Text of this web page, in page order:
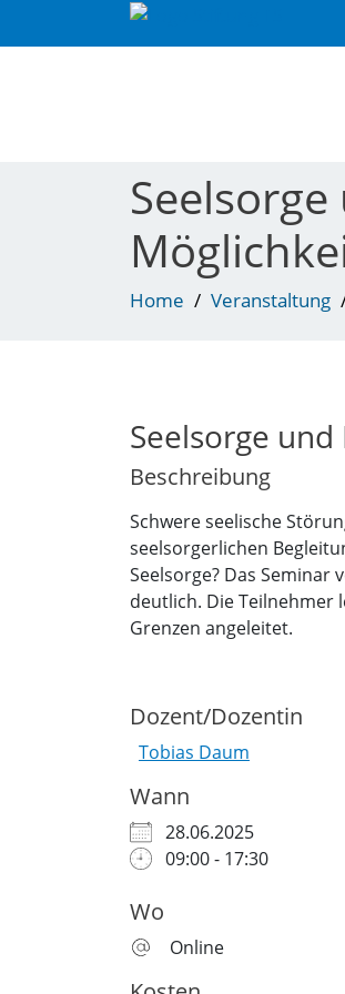
Home Veranstaltung
Seelsorge
Beschreibung
Schwere seelische
seelsorgerlichen
Seelsorge? Das
deutlich. Die Teilnehmer
Grenzen angeleitet.
Dozent/Dozentin
Tobias Daum
Wann
28.06.2025
09:00 - 17:30
Wo
Online